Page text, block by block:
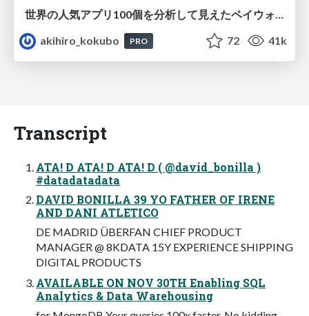
akihiro_kokubo
PRO 72 41k
Transcript
ATA! D ATA! D ATA! D ( @david_bonilla )
#datadatadata
DAVID BONILLA 39 YO FATHER OF IRENE
AND DANI ATLETICO
DE MADRID ÜBERFAN CHIEF PRODUCT
MANAGER @ 8KDATA 15Y EXPERIENCE SHIPPING
DIGITAL PRODUCTS
AVAILABLE ON NOV 30TH Enabling SQL
Analytics & Data Warehousing